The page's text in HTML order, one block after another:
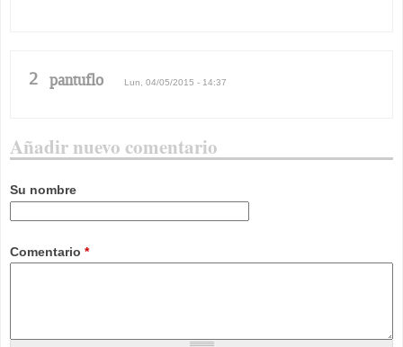
2 pantuflo Lun, 04/05/2015 - 14:37
Añadir nuevo comentario
Su nombre
Comentario *